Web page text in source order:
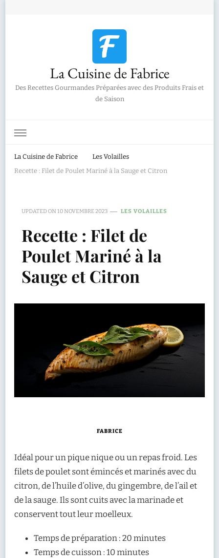
La Cuisine de Fabrice
Des Recettes Gourmandes Préparées avec des Produits Frais et
de Saison
La Cuisine de Fabrice
Les Volailles
Recette : Filet de Poulet Mariné à la Sauge et Citron
UPDATED ON10 NOVEMBRE 2023 LES VOLAILLES
Recette : Filet de
Poulet Mariné à la
Sauge et Citron
FABRICE
Idéal pour un pique nique ou un repas froid. Les
filets de poulet sont émincés et marinés avec du
citron, de l’huile d’olive, du gingembre, de l’ail et
de la sauge. Ils sont cuits avec la marinade et
conservent tout leur moelleux.
Temps de préparation : 20 minutes
Temps de cuisson : 10 minutes